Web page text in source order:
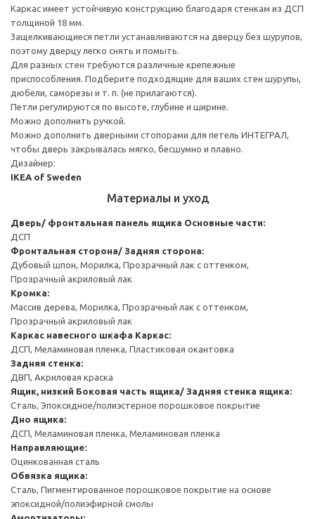
Каркас имеет устойчивую конструкцию благодаря стенкам из ДСП
толщиной 18 мм.
Защелкивающиеся петли устанавливаются на дверцу без шурупов,
поэтому дверцу легко снять и помыть.
Для разных стен требуются различные крепежные
приспособления. Подберите подходящие для ваших стен шурупы,
дюбели, саморезы и т. п. (не прилагаются).
Петли регулируются по высоте, глубине и ширине.
Можно дополнить ручкой.
Можно дополнить дверными стопорами для петель ИНТЕГРАЛ,
чтобы дверь закрывалась мягко, бесшумно и плавно.
Дизайнер:
IKEA of Sweden
Материалы и уход
Дверь/ фронтальная панель ящика Основные части:
ДСП
Фронтальная сторона/ Задняя сторона:
Дубовый шпон, Морилка, Прозрачный лак с оттенком,
Прозрачный акриловый лак
Кромка:
Массив дерева, Морилка, Прозрачный лак с оттенком,
Прозрачный акриловый лак
Каркас навесного шкафа Каркас:
ДСП, Меламиновая пленка, Пластиковая окантовка
Задняя стенка:
ДВП, Акриловая краска
Ящик, низкий Боковая часть ящика/ Задняя стенка ящика:
Сталь, Эпоксидное/полиэстерное порошковое покрытие
Дно ящика:
ДСП, Меламиновая пленка, Меламиновая пленка
Направляющие:
Оцинкованная сталь
Обвязка ящика:
Сталь, Пигментированное порошковое покрытие на основе
эпоксидной/полиэфирной смолы